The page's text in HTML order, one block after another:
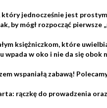
jednocześnie jest
by mógł rozpocząć pierwsze
księżniczkom, które
wpada w oko i nie da się
wspaniałą zabawą!
rączkę do prowadzenia